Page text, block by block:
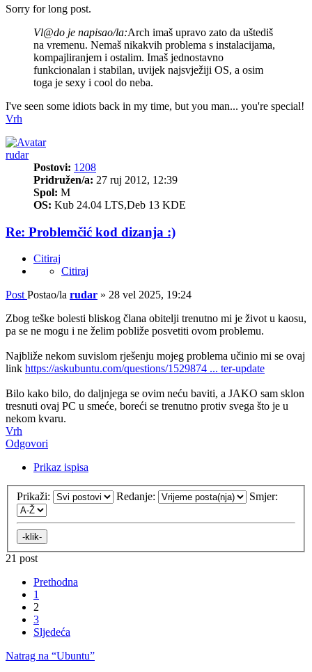
Sorry for long post.
Vl@do je napisao/la:Arch imaš upravo zato da uštediš
na vremenu. Nemaš nikakvih problema s instalacijama,
kompajliranjem i ostalim. Imaš jednostavno
funkcionalan i stabilan, uvijek najsvježiji OS, a osim
toga je sexy i cool do neba.
I've seen some idiots back in my time, but you man... you're special!
Vrh
rudar
Postovi: 1208
Pridružen/a: 27 ruj 2012, 12:39
Spol: M
OS: Kub 24.04 LTS,Deb 13 KDE
Re: Problemčić kod dizanja :)
Citiraj
Citiraj
Post Postao/la rudar » 28 vel 2025, 19:24
Zbog teške bolesti bliskog člana obitelji trenutno mi je život u kaosu,
pa se ne mogu i ne želim pobliže posvetiti ovom problemu.
Najbliže nekom suvislom rješenju mojeg problema učinio mi se ovaj
link https://askubuntu.com/questions/1529874 ... ter-update
Bilo kako bilo, do daljnjega se ovim neću baviti, a JAKO sam sklon
tresnuti ovaj PC u smeće, boreći se trenutno protiv svega što je u
nekom kvaru.
Vrh
Odgovori
Prikaz ispisa
Prikaži: Redanje: Smjer:
21 post
Prethodna
1
2
3
Sljedeća
Natrag na “Ubuntu”